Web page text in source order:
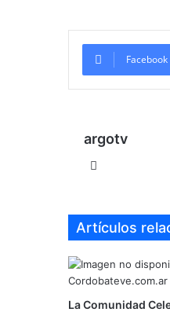
Facebook
argotv
Artículos
La Comunidad